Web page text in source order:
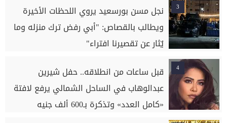
3
نجل مسن بورسعيد يروي اللحظات الأخيرة
ويطالب بالقصاص: "أبي رفض ترك منزله وما
يُثار عن تقصيرنا افتراء"
4
قبل ساعات من انطلاقه.. حفل شيرين
عبدالوهاب في الساحل الشمالي يرفع لافتة
«كامل العدد» وتذكرة بـ600 ألف جنيه